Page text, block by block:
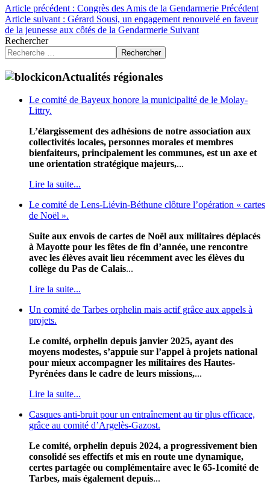
Article précédent : Congrès des Amis de la Gendarmerie Précédent
Article suivant : Gérard Sousi, un engagement renouvelé en faveur
de la jeunesse aux côtés de la Gendarmerie Suivant
Rechercher
Rechercher
Actualités régionales
Le comité de Bayeux honore la municipalité de le Molay-
Littry.
L’élargissement des adhésions de notre association aux
collectivités locales, personnes morales et membres
bienfaiteurs, principalement les communes, est un axe et
une orientation stratégique majeurs,...
Lire la suite...
Le comité de Lens-Liévin-Béthune clôture l’opération « cartes
de Noël ».
Suite aux envois de cartes de Noël aux militaires déplacés
à Mayotte pour les fêtes de fin d’année, une rencontre
avec les élèves avait lieu récemment avec les élèves du
collège du Pas de Calais...
Lire la suite...
Un comité de Tarbes orphelin mais actif grâce aux appels à
projets.
Le comité, orphelin depuis janvier 2025, ayant des
moyens modestes, s’appuie sur l’appel à projets national
pour mieux accompagner les militaires des Hautes-
Pyrénées dans le cadre de leurs missions,...
Lire la suite...
Casques anti-bruit pour un entraînement au tir plus efficace,
grâce au comité d’Argelès-Gazost.
Le comité, orphelin depuis 2024, a progressivement bien
consolidé ses effectifs et mis en route une dynamique,
certes partagée ou complémentaire avec le 65-1comité de
Tarbes, mais également depuis...